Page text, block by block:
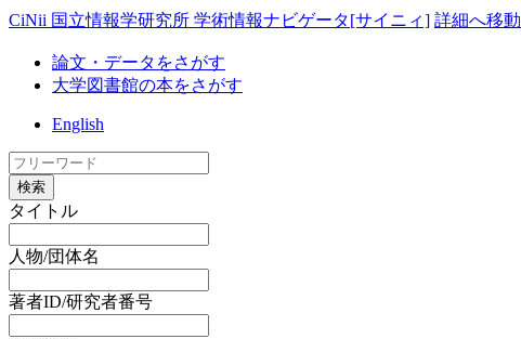
CiNii 国立情報学研究所 学術情報ナビゲータ[サイニィ] 詳細へ移動
論文・データをさがす
大学図書館の本をさがす
English
検索
タイトル
人物/団体名
著者ID/研究者番号